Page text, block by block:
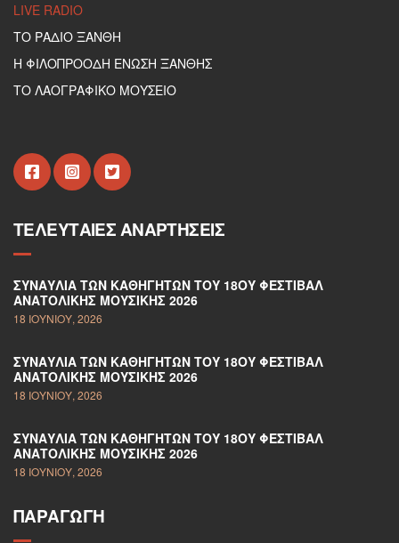
LIVE RADIO
ΤΟ ΡΑΔΙΟ ΞΑΝΘΗ
Η ΦΙΛΟΠΡΟΟΔΗ ΕΝΩΣΗ ΞΑΝΘΗΣ
ΤΟ ΛΑΟΓΡΑΦΙΚΟ ΜΟΥΣΕΙΟ
ΤΕΛΕΥΤΑΊΕΣ ΑΝΑΡΤΉΣΕΙΣ
ΣΥΝΑΥΛΊΑ ΤΩΝ ΚΑΘΗΓΗΤΏΝ ΤΟΥ 18ΟΥ ΦΕΣΤΙΒΆΛ
ΑΝΑΤΟΛΙΚΉΣ ΜΟΥΣΙΚΉΣ 2026
18 ΙΟΥΝΊΟΥ, 2026
ΣΥΝΑΥΛΊΑ ΤΩΝ ΚΑΘΗΓΗΤΏΝ ΤΟΥ 18ΟΥ ΦΕΣΤΙΒΆΛ
ΑΝΑΤΟΛΙΚΉΣ ΜΟΥΣΙΚΉΣ 2026
18 ΙΟΥΝΊΟΥ, 2026
ΣΥΝΑΥΛΊΑ ΤΩΝ ΚΑΘΗΓΗΤΏΝ ΤΟΥ 18ΟΥ ΦΕΣΤΙΒΆΛ
ΑΝΑΤΟΛΙΚΉΣ ΜΟΥΣΙΚΉΣ 2026
18 ΙΟΥΝΊΟΥ, 2026
ΠΑΡΑΓΩΓΉ